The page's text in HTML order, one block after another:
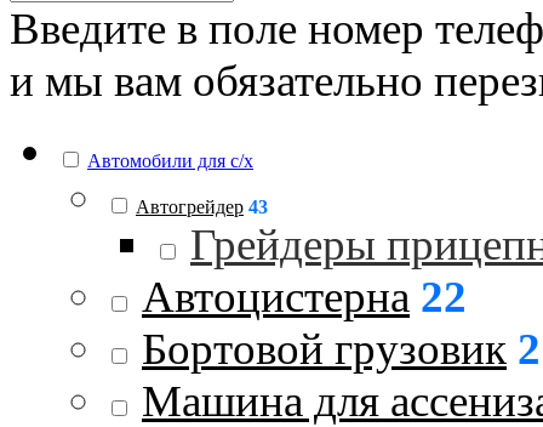
Введите в поле номер
и мы вам обязательно
Автомобили для с/х
Автогрейдер 43
Грейдеры
Автоцистерна 22
Бортовой грузовик 2
Машина для